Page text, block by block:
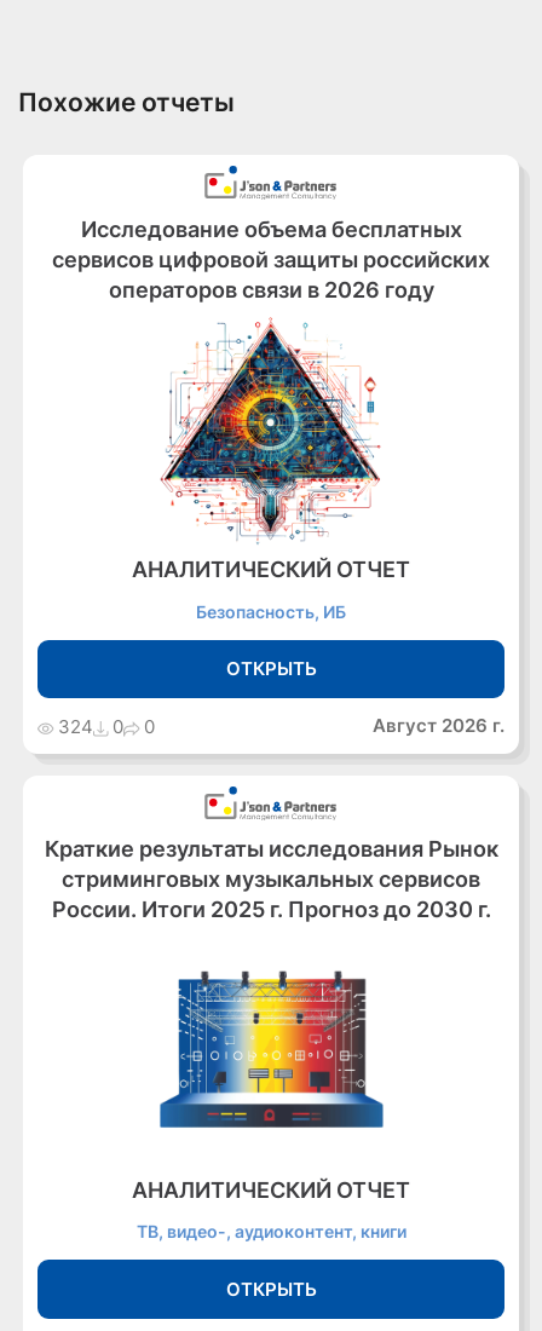
Похожие отчеты
Исследование объема бесплатных
сервисов цифровой защиты российских
операторов связи в 2026 году
АНАЛИТИЧЕСКИЙ ОТЧЕТ
Безопасность, ИБ
ОТКРЫТЬ
324 0 0 Август 2026 г.
Краткие результаты исследования Рынок
стриминговых музыкальных сервисов
России. Итоги 2025 г. Прогноз до 2030 г.
АНАЛИТИЧЕСКИЙ ОТЧЕТ
ТВ, видео-, аудиоконтент, книги
ОТКРЫТЬ